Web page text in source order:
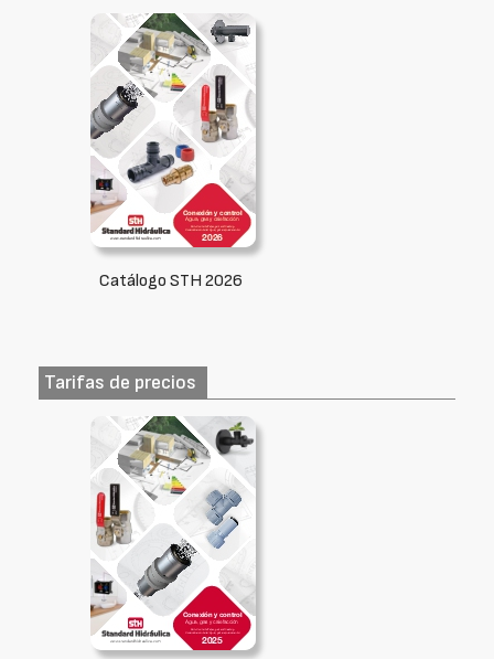
Catálogo STH 2026
Tarifas de precios